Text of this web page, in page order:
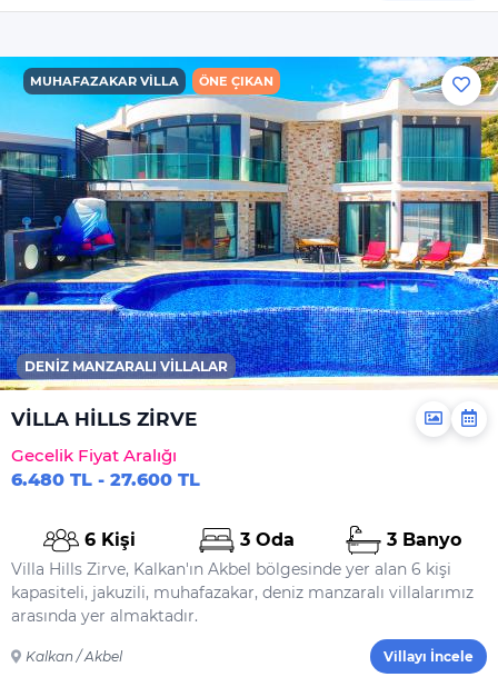
MUHAFAZAKAR VILLA ÖNE ÇIKAN
DENIZ MANZARALI VILLALAR
VİLLA HİLLS ZİRVE
Gecelik Fiyat Aralığı
6.480 TL - 27.600 TL
6 Kişi 3 Oda 3 Banyo
Villa Hills Zirve, Kalkan'ın Akbel bölgesinde yer alan 6 kişi
kapasiteli, jakuzili, muhafazakar, deniz manzaralı villalarımız
arasında yer almaktadır.
Kalkan / Akbel Villayı İncele